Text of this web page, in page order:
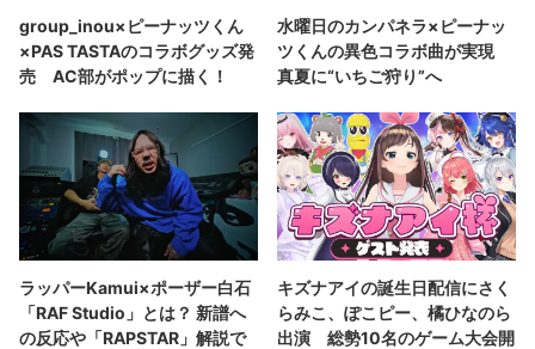
group_inou×ピーナッツくん
×PAS TASTAのコラボグッズ発
売 AC部がポップに描く！
水曜日のカンパネラ×ピーナッ
ツくんの異色コラボ曲が実現
真夏に“いちご狩り”へ
ラッパーKamui×ポーザー白石
「RAF Studio」とは？ 新譜へ
の反応や「RAPSTAR」解説で
キズナアイの誕生日配信にさく
らみこ、ぽこピー、橘ひなのら
出演 総勢10名のゲーム大会開